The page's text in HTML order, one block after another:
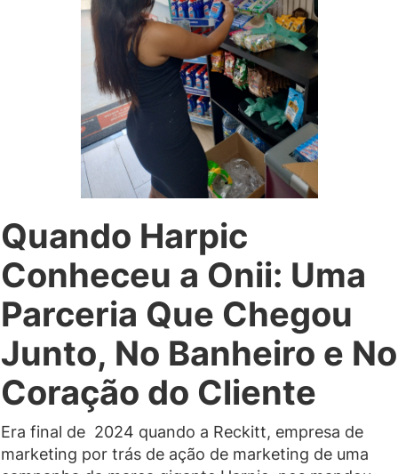
Quando Harpic
Conheceu a Onii: Uma
Parceria Que Chegou
Junto, No Banheiro e No
Coração do Cliente
Era final de 2024 quando a Reckitt, empresa de
marketing por trás de ação de marketing de uma